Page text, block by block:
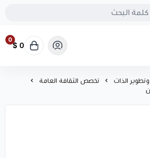
0
0 $
الذات
تخصص الثقافة العامة